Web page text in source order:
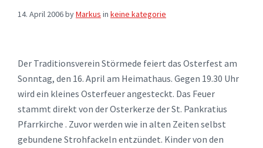
14. April 2006byMarkus in keine kategorie
Der Traditionsverein Störmede feiert das Osterfest am
Sonntag, den 16. April am Heimathaus. Gegen 19.30 Uhr
wird ein kleines Osterfeuer angesteckt. Das Feuer
stammt direkt von der Osterkerze der St. Pankratius
Pfarrkirche . Zuvor werden wie in alten Zeiten selbst
gebundene Strohfackeln entzündet. Kinder von den